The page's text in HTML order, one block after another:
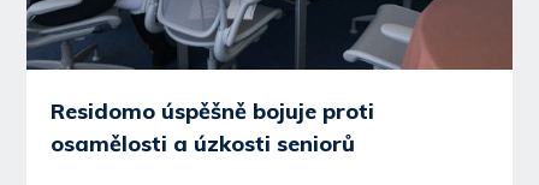
Residomo úspěšně bojuje proti
osamělosti a úzkosti seniorů